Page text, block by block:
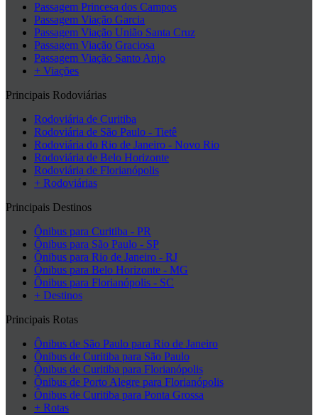
Passagem Princesa dos Campos
Passagem Viação Garcia
Passagem Viação União Santa Cruz
Passagem Viação Graciosa
Passagem Viação Santo Anjo
+ Viações
Principais Rodoviárias
Rodoviária de Curitiba
Rodoviária de São Paulo - Tietê
Rodoviária do Rio de Janeiro - Novo Rio
Rodoviária de Belo Horizonte
Rodoviária de Florianópolis
+ Rodoviárias
Principais Destinos
Ônibus para Curitiba - PR
Ônibus para São Paulo - SP
Ônibus para Rio de Janeiro - RJ
Ônibus para Belo Horizonte - MG
Ônibus para Florianópolis - SC
+ Destinos
Principais Rotas
Ônibus de São Paulo para Rio de Janeiro
Ônibus de Curitiba para São Paulo
Ônibus de Curitiba para Florianópolis
Ônibus de Porto Alegre para Florianópolis
Ônibus de Curitiba para Ponta Grossa
+ Rotas